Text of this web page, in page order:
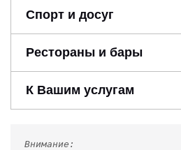
Спорт и досуг
Рестораны и бары
К Вашим услугам
Внимание: